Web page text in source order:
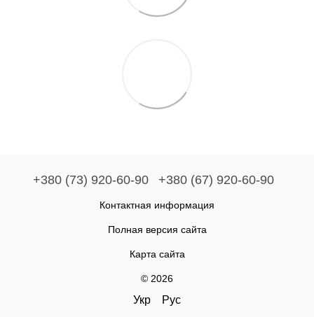
+380 (73) 920-60-90 +380 (67) 920-60-90
Контактная информация
Полная версия сайта
Карта сайта
© 2026
Укр Рус